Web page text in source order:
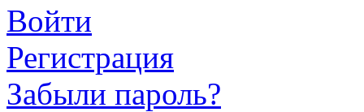
Войти
Регистрация
Забыли пароль?